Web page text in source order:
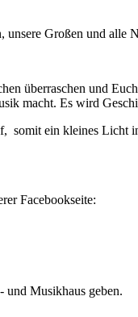
Großen und alle
überraschen und
macht. Es wird
ein kleines Licht
Facebookseite:
und Musikhaus geben.